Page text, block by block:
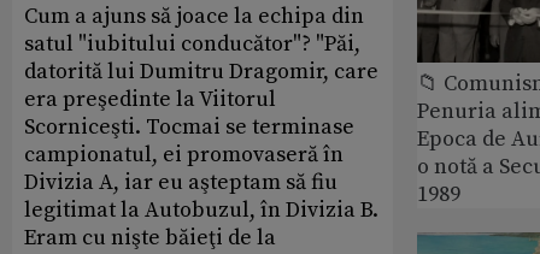
Cum a ajuns să joace la echipa din
satul "iubitului conducător"? "Păi,
datorită lui Dumitru Dragomir, care
era preşedinte la Viitorul
Scorniceşti. Tocmai se terminase
campionatul, ei promovaseră în
Divizia A, iar eu aşteptam să fiu
legitimat la Autobuzul, în Divizia B.
Eram cu nişte băieţi de la
📁
Penuria
Epoca de
o notă a
1989